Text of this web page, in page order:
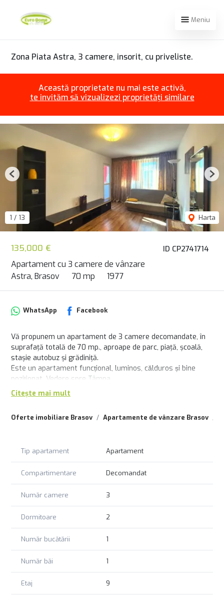
Meniu
Zona Piata Astra, 3 camere, insorit, cu priveliste.
Această proprietate nu mai este activă,
te invităm să vizualizezi proprietăți similare
ID CP2741714
135,000 €
Apartament cu 3 camere de vânzare
Astra, Brasov
70 mp 1977
1 / 13 Harta
Previous
Oferte imobiliare Brasov Apartamente de vânzare Brasov
WhatsApp Facebook
Vă propunem un apartament de 3 camere decomandate, în
suprafață totală de 70 mp., aproape de parc, piață, școală,
stașie autobuz și grădiniță.
Este un apartament funcțional, luminos, călduros și bine
poziționat. Vedere spre Tâmpa.
Citește mai mult
Tip apartament Apartament
Compartimentare Decomandat
Număr camere 3
Dormitoare 2
Număr bucătării 1
Număr băi 1
Etaj 9